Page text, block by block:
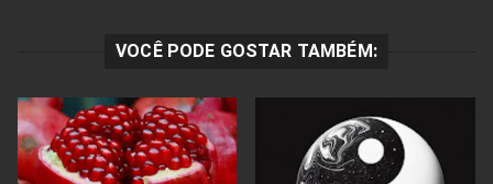
VOCÊ PODE GOSTAR TAMBÉM: